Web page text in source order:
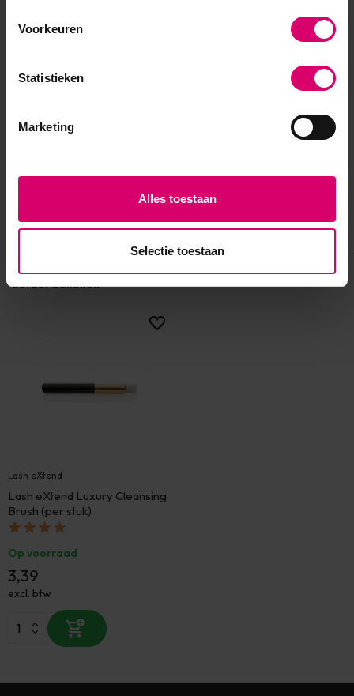
Voorkeuren
Statistieken
Marketing
Alles toestaan
Selectie toestaan
Eerder bekeken
Lash eXtend
Lash eXtend Luxury Cleansing
Brush (per stuk)
Op voorraad
3,39
excl. btw